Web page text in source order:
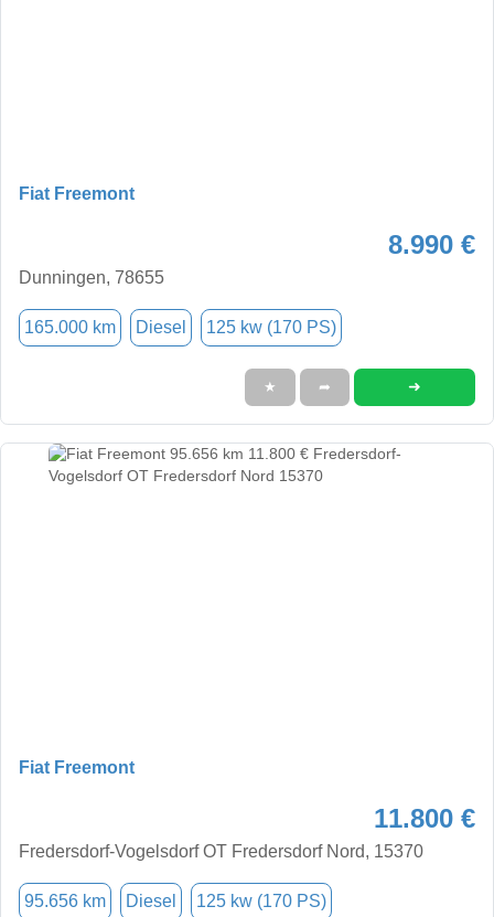
Fiat Freemont
8.990 €
Dunningen, 78655
165.000 km Diesel 125 kw (170 PS)
★ ➦ ➜
Fiat Freemont
11.800 €
Fredersdorf-Vogelsdorf OT Fredersdorf Nord, 15370
95.656 km Diesel 125 kw (170 PS)